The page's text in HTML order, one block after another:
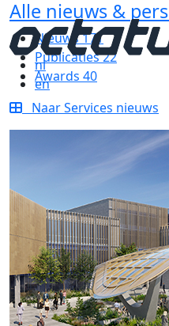
nl
en
Alle nieuws & pers
Nieuws171
Publicaties22
Awards 40
Naar Services nieuws